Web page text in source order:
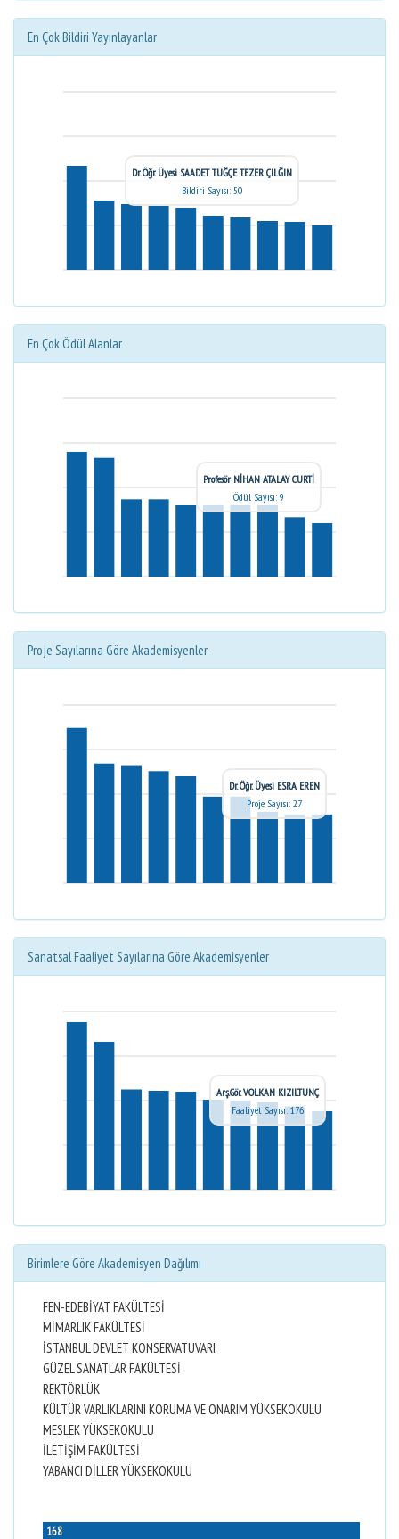
En Çok Bildiri Yayınlayanlar
Dr. Öğr. Üyesi SAADET TUĞÇE TEZER ÇILĞIN
Bildiri Sayısı: 50
En Çok Ödül Alanlar
Profesör NİHAN ATALAY CURTİ
Ödül Sayısı: 9
Proje Sayılarına Göre Akademisyenler
Dr. Öğr. Üyesi ESRA EREN
Proje Sayısı: 27
Sanatsal Faaliyet Sayılarına Göre Akademisyenler
Arş.Gör. VOLKAN KIZILTUNÇ
Faaliyet Sayısı: 176
Birimlere Göre Akademisyen Dağılımı
FEN-EDEBİYAT FAKÜLTESİ
MİMARLIK FAKÜLTESİ
İSTANBUL DEVLET KONSERVATUVARI
GÜZEL SANATLAR FAKÜLTESİ
REKTÖRLÜK
KÜLTÜR VARLIKLARINI KORUMA VE ONARIM YÜKSEKOKULU
MESLEK YÜKSEKOKULU
İLETİŞİM FAKÜLTESİ
YABANCI DİLLER YÜKSEKOKULU
168